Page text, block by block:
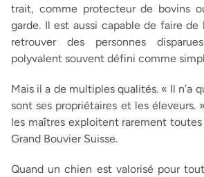
trait, comme protecteur de bovins
garde. Il est aussi capable de faire
retrouver des personnes
polyvalent souvent défini comme
Mais il a de multiples qualités. « Il n’a
sont ses propriétaires et les éleveurs.
les maîtres exploitent rarement
Grand Bouvier Suisse.
Quand un chien est valorisé pour